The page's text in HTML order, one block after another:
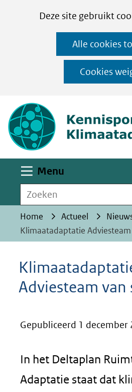
CookiesDeze site gebruikt
op
deze
website
worden
toegestaan
geweigerd.
Alle cookies
Cookies
de
Menu
Zoeken
Home Actueel
Klimaatadaptatie
Adviesteam van
Gepubliceerd 1 december
In het Deltaplan
Adaptatie staat dat